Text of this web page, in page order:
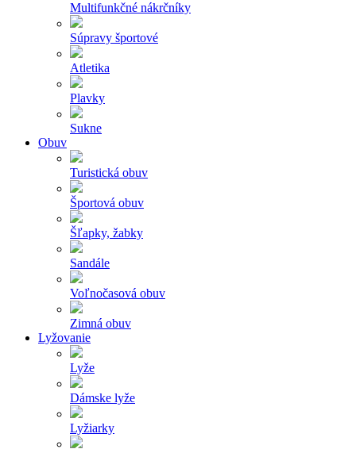
Multifunkčné nákrčníky
Súpravy športové
Atletika
Plavky
Sukne
Obuv
Turistická obuv
Športová obuv
Šľapky, žabky
Sandále
Voľnočasová obuv
Zimná obuv
Lyžovanie
Lyže
Dámske lyže
Lyžiarky